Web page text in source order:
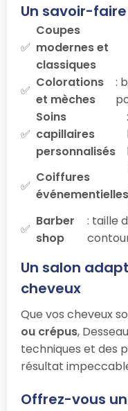
Un savoir-
Coupes
modernes et
classiques
Colorations
et mèches
:
Soins
capillaires
personnalisés
Coiffures
événementielles
Barber
shop
: taille
Un salon
cheveux
Que vos cheveux
ou crépus,
techniques et des
résultat
Offrez-vous